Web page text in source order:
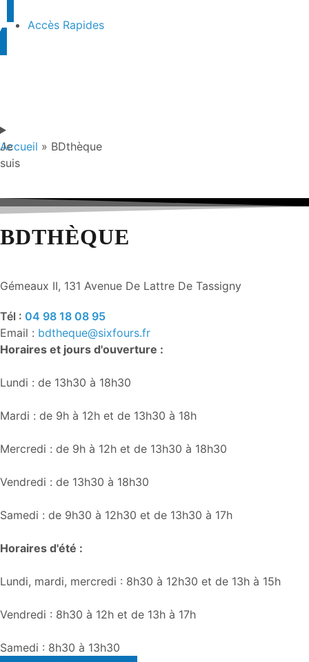
Accès Rapides
Je
suis
Accueil » BDthèque
BDTHÈQUE
Gémeaux II, 131 Avenue De Lattre De Tassigny
Tél : 04 98 18 08 95
Email : bdtheque@sixfours.fr
Horaires et jours d'ouverture :
Lundi : de 13h30 à 18h30
Mardi : de 9h à 12h et de 13h30 à 18h
Mercredi : de 9h à 12h et de 13h30 à 18h30
Vendredi : de 13h30 à 18h30
Samedi : de 9h30 à 12h30 et de 13h30 à 17h
Horaires d'été :
Lundi, mardi, mercredi : 8h30 à 12h30 et de 13h à 15h
Vendredi : 8h30 à 12h et de 13h à 17h
Samedi : 8h30 à 13h30